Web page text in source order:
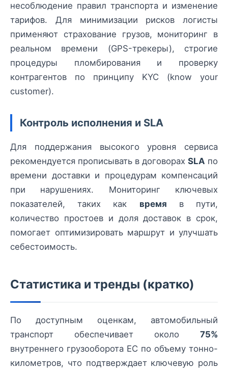
несоблюдение правил транспорта и изменение
тарифов. Для минимизации рисков логисты
применяют страхование грузов, мониторинг в
реальном времени (GPS-трекеры), строгие
процедуры пломбирования и проверку
контрагентов по принципу KYC (know your
customer).
Контроль исполнения и SLA
Для поддержания высокого уровня сервиса
рекомендуется прописывать в договорах SLA по
времени доставки и процедурам компенсаций
при нарушениях. Мониторинг ключевых
показателей, таких как время в пути,
количество простоев и доля доставок в срок,
помогает оптимизировать маршрут и улучшать
себестоимость.
Статистика и тренды (кратко)
По доступным оценкам, автомобильный
транспорт обеспечивает около 75%
внутреннего грузооборота ЕС по объему тонно-
километров, что подтверждает ключевую роль